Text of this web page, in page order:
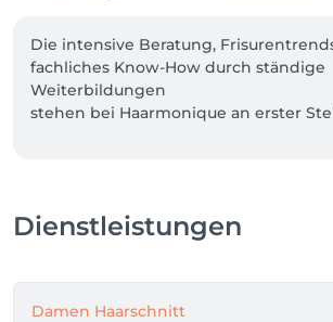
Die intensive Beratung,
fachliches Know-How durch ständige
Weiterbildungen
stehen bei Haarmonique an erster
perfekte Ergebnis erreichen, eine
Dienstleistungen
Damen Haarschnitt